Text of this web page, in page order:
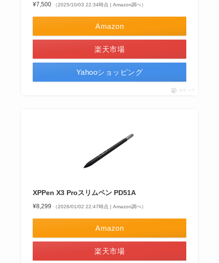
¥7,500 （2025/10/03 22:34時点 | Amazon調べ）
Amazon
楽天市場
Yahooショッピング
ポチップ
XPPen X3 Proスリムペン PD51A
¥8,299 （2026/01/02 22:47時点 | Amazon調べ）
Amazon
楽天市場